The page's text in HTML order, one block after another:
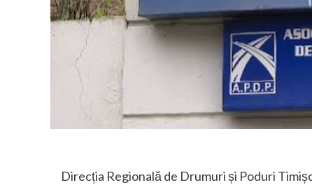
Direcția Regională de Drumuri și Poduri